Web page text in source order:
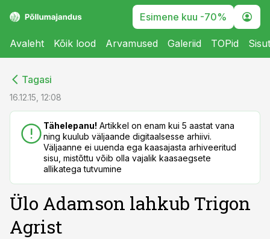
Esimene kuu -70%
Avaleht Kõik lood Arvamused Galeriid TOPid
Tagasi
16.12.15, 12:08
Tähelepanu! Artikkel on enam kui 5 aastat vana
ning kuulub väljaande digitaalsesse arhiivi.
Väljaanne ei uuenda ega kaasajasta arhiveeritud
sisu, mistõttu võib olla vajalik kaasaegsete
allikatega tutvumine
Ülo Adamson lahkub Trigon
Agrist